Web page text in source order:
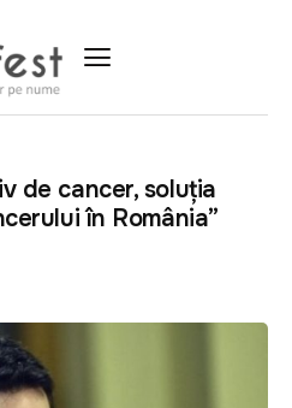
de cancer, soluția
în România”